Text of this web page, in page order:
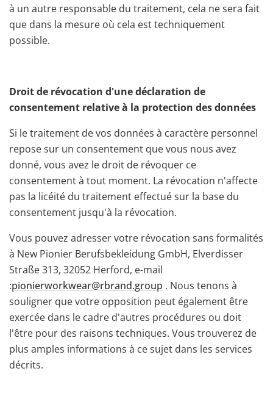
à un autre responsable du traitement, cela ne sera fait
que dans la mesure où cela est techniquement
possible.
Droit de révocation d'une déclaration de
consentement relative à la protection des données
Si le traitement de vos données à caractère personnel
repose sur un consentement que vous nous avez
donné, vous avez le droit de révoquer ce
consentement à tout moment. La révocation n'affecte
pas la licéité du traitement effectué sur la base du
consentement jusqu'à la révocation.
Vous pouvez adresser votre révocation sans formalités
à New Pionier Berufsbekleidung GmbH, Elverdisser
Straße 313, 32052 Herford, e-mail
:pionierworkwear@rbrand.group . Nous tenons à
souligner que votre opposition peut également être
exercée dans le cadre d'autres procédures ou doit
l'être pour des raisons techniques. Vous trouverez de
plus amples informations à ce sujet dans les services
décrits.